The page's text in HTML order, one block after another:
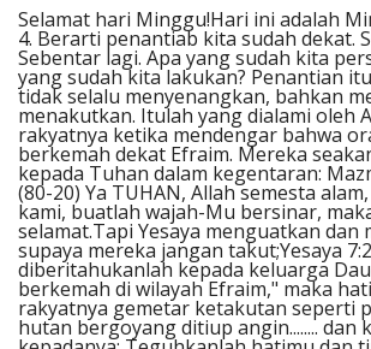
Penerbitan
Selamat hari Minggu!Hari ini adalah
4. Berarti penantiab kita sudah dekat.
Sebentar lagi. Apa yang sudah kita
yang sudah kita lakukan? Penantian
tidak selalu menyenangkan, bahkan
menakutkan. Itulah yang dialami oleh
rakyatnya ketika mendengar bahwa
berkemah dekat Efraim. Mereka
kepada Tuhan dalam kegentaran:
(80-20) Ya TUHAN, Allah semesta
kami, buatlah wajah-Mu bersinar,
selamat.Tapi Yesaya menguatkan dan
supaya mereka jangan takut;Yesaya
diberitahukanlah kepada keluarga
berkemah di wilayah Efraim," maka
rakyatnya gemetar ketakutan seperti
hutan bergoyang ditiup angin........ dan